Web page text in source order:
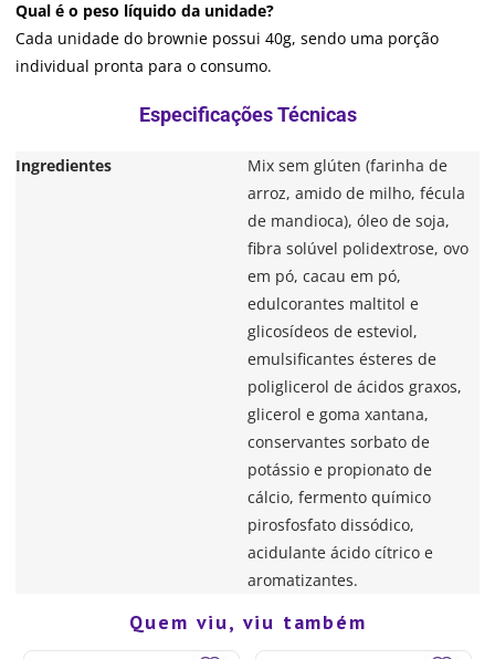
Qual é o peso líquido da unidade?
Cada unidade do brownie possui 40g, sendo uma porção
individual pronta para o consumo.
Ingredientes
Mix sem glúten (farinha de
arroz, amido de milho, fécula
de mandioca), óleo de soja,
fibra solúvel polidextrose, ovo
em pó, cacau em pó,
edulcorantes maltitol e
glicosídeos de esteviol,
emulsificantes ésteres de
poliglicerol de ácidos graxos,
glicerol e goma xantana,
conservantes sorbato de
potássio e propionato de
cálcio, fermento químico
pirosfosfato dissódico,
acidulante ácido cítrico e
aromatizantes.
Quem viu, viu também